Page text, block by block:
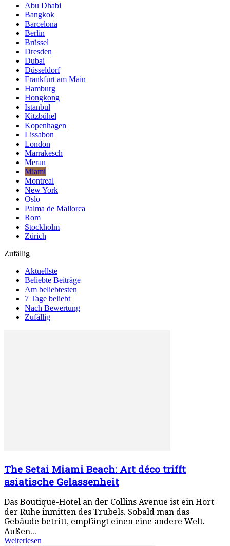
Abu Dhabi
Bangkok
Barcelona
Berlin
Brüssel
Dresden
Dubai
Düsseldorf
Frankfurt am Main
Hamburg
Hongkong
Istanbul
Kitzbühel
Kopenhagen
Lissabon
London
Marrakesch
Meran
Miami
Montreal
New York
Oslo
Palma de Mallorca
Rom
Stockholm
Zürich
Zufällig
Aktuellste
Beliebte Beiträge
Am beliebtesten
7 Tage beliebt
Nach Bewertung
Zufällig
The Setai Miami Beach: Art déco trifft
asiatische Gelassenheit
Das Boutique-Hotel an der Collins Avenue ist ein Hort
der Ruhe inmitten des Trubels. Sobald man das
Gebäude betritt, empfängt einen eine andere Welt.
Außen...
Weiterlesen